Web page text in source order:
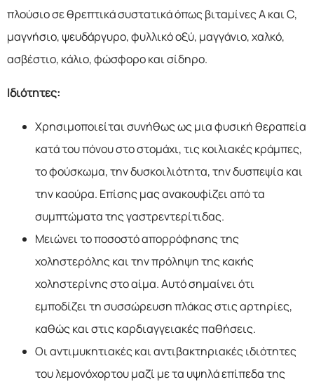
πλούσιο σε θρεπτικά συστατικά όπως βιταμίνες Α και C,
μαγνήσιο, ψευδάργυρο, φυλλικό οξύ, μαγγάνιο, χαλκό,
ασβέστιο, κάλιο, φώσφορο και σίδηρο.
Ιδιότητες:
Χρησιμοποιείται συνήθως ως μια φυσική θεραπεία
κατά του πόνου στο στομάχι, τις κοιλιακές κράμπες,
το φούσκωμα, την δυσκοιλιότητα, την δυσπεψία και
την καούρα. Επίσης μας ανακουφίζει από τα
συμπτώματα της γαστρεντερίτιδας.
Μειώνει το ποσοστό απορρόφησης της
χοληστερόλης και την πρόληψη της κακής
χοληστερίνης στο αίμα. Αυτό σημαίνει ότι
εμποδίζει τη συσσώρευση πλάκας στις αρτηρίες,
καθώς και στις καρδιαγγειακές παθήσεις.
Οι αντιμυκητιακές και αντιβακτηριακές ιδιότητες
του λεμονόχορτου μαζί με τα υψηλά επίπεδα της